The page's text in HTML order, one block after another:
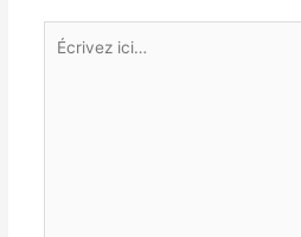
Écrivez
ici…